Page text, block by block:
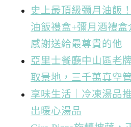
史上最頂級彌月油飯
油飯禮盒+彌月酒禮
感謝送給最尊貴的他
亞里士餐廳中山區老
取景地，三千萬真空
享味生活｜冷凍湯品
出暖心湯品